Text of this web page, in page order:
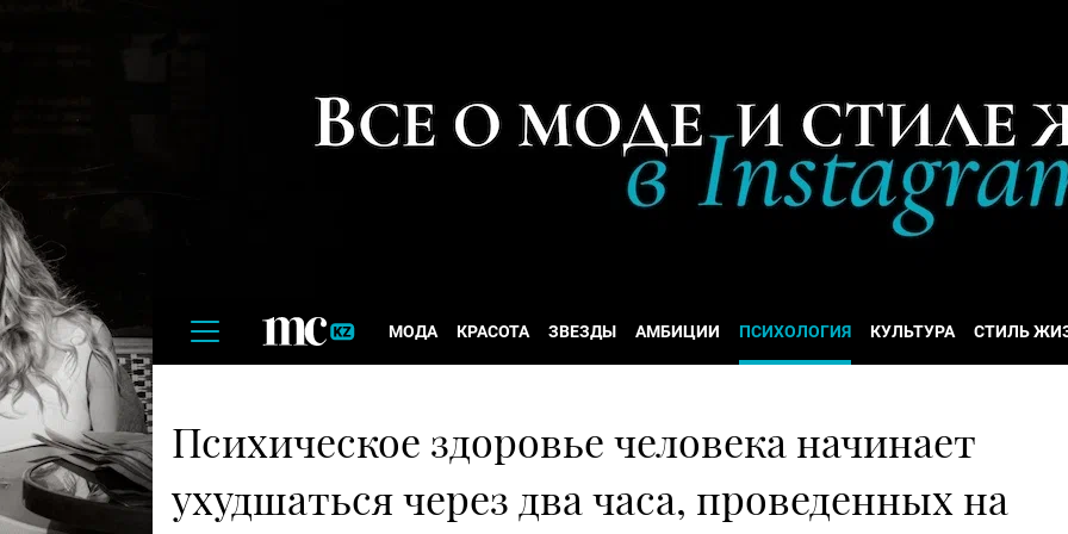
МОДА КРАСОТА ЗВЕЗДЫ АМБИЦИИ ПСИХОЛОГИЯ КУЛЬТУРА СТИЛЬ
Психическое здоровье человека начинает
ухудшаться через два часа, проведенных на